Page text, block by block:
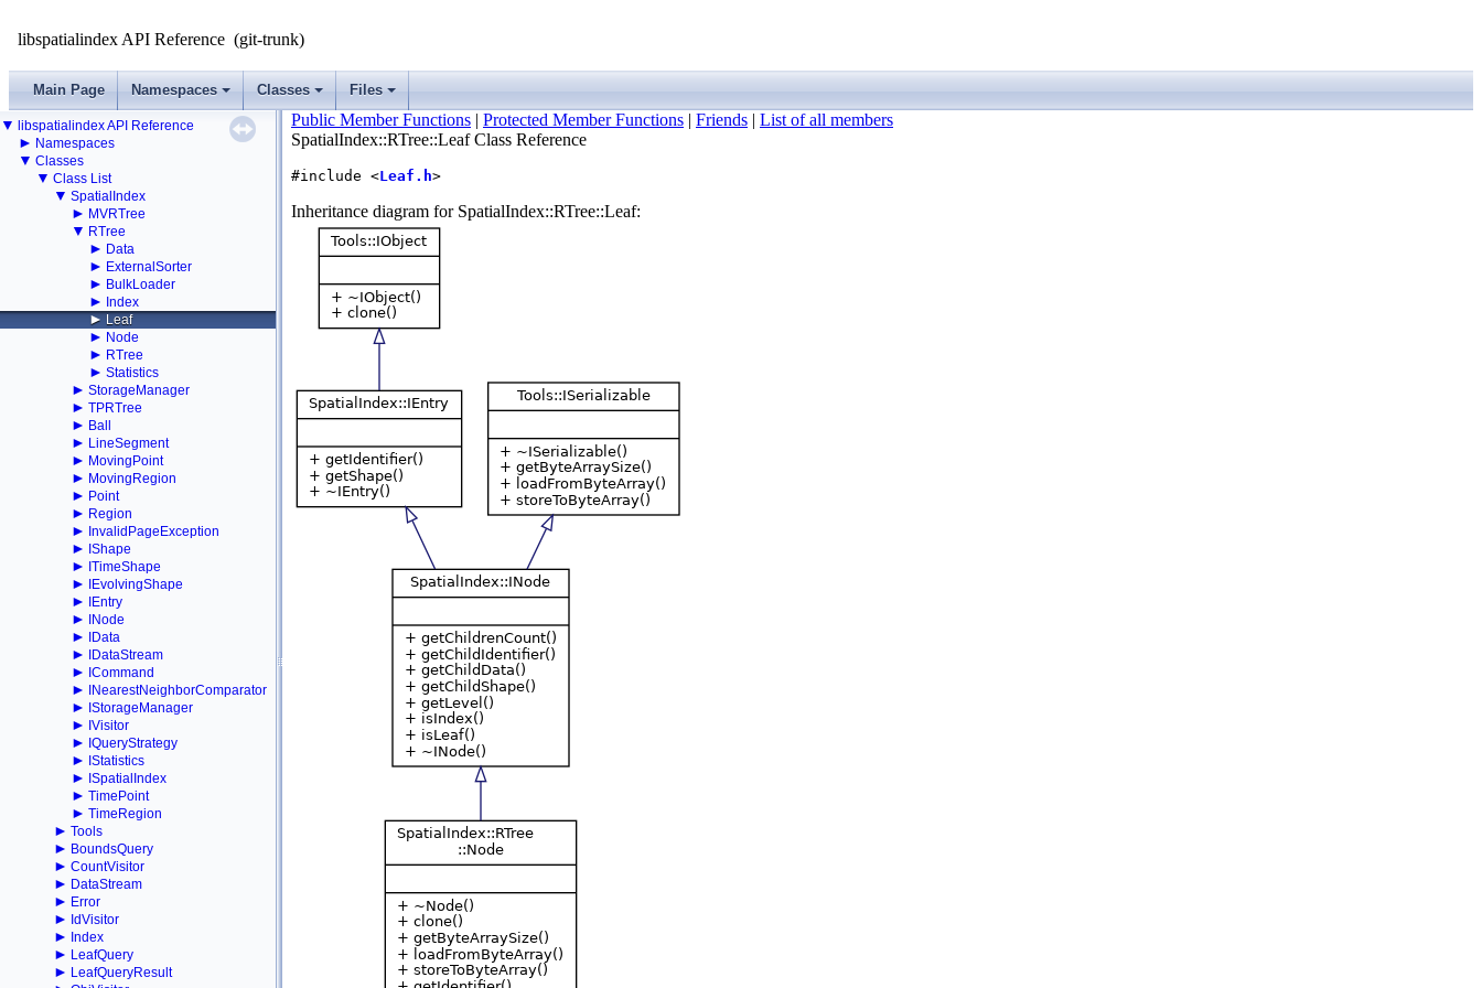
libspatialindex API Reference (git-trunk)
Main Page Namespaces Classes Files
▼ libspatialindex API Reference
► Namespaces
▼ Classes
▼ Class List
▼ SpatialIndex
► MVRTree
▼ RTree
► Data
► ExternalSorter
► BulkLoader
► Index
► Leaf
► Node
► RTree
► Statistics
► StorageManager
► TPRTree
► Ball
► LineSegment
► MovingPoint
► MovingRegion
► Point
► Region
► InvalidPageException
► IShape
► ITimeShape
► IEvolvingShape
► IEntry
► INode
► IData
► IDataStream
► ICommand
► INearestNeighborComparator
► IStorageManager
► IVisitor
► IQueryStrategy
► IStatistics
► ISpatialIndex
► TimePoint
► TimeRegion
► Tools
► BoundsQuery
► CountVisitor
► DataStream
► Error
► IdVisitor
► Index
► LeafQuery
► LeafQueryResult
Public Member Functions | Protected Member Functions | Friends | List of all members
SpatialIndex::RTree::Leaf Class Reference
#include <Leaf.h>
Inheritance diagram for SpatialIndex::RTree::Leaf: